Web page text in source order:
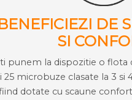
DE
SI
punem la dispozitie o flota
25 microbuze clasate la 3 si
dotate cu scaune